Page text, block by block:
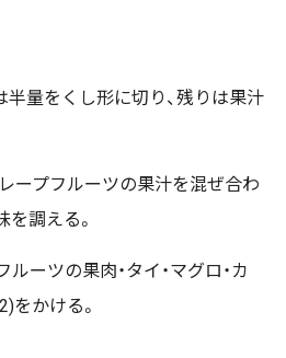
半量をくし形に切り、残りは果汁
ープフルーツの果汁を混ぜ合わ
を調える。
ーツの果肉・タイ・マグロ・カ
をかける。